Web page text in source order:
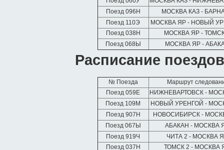
Поезд 096Н
МОСКВА КАЗ -
Поезд 110Э
МОСКВА ЯР - НОВЫЙ
Поезд 038Н
МОСКВА ЯР -
Поезд 068Ы
МОСКВА ЯР -
Расписание
№ Поезда
Маршрут
Поезд 059Е
НИЖНЕВАРТОВСК -
Поезд 109М
НОВЫЙ УРЕНГОЙ -
Поезд 907Н
НОВОСИБИРСК -
Поезд 067Ы
АБАКАН - МОСКВА
Поезд 919Ч
ЧИТА 2 - МОСКВА
Поезд 037Н
ТОМСК 2 - МОСКВА